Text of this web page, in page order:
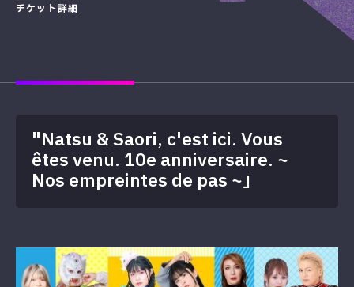
チケット詳細
"Natsu & Saori, c'est ici. Vous
êtes venu. 10e anniversaire. ~
Nos empreintes de pas ~」